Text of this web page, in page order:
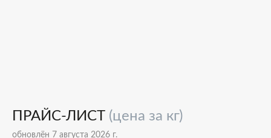
ПРАЙС-ЛИСТ (цена за кг)
обновлён 7 августа 2026 г.